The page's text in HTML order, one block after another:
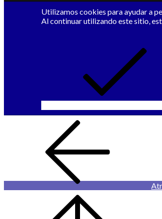
Utilizamos cookies para ayudar a
Al continuar utilizando este sitio,